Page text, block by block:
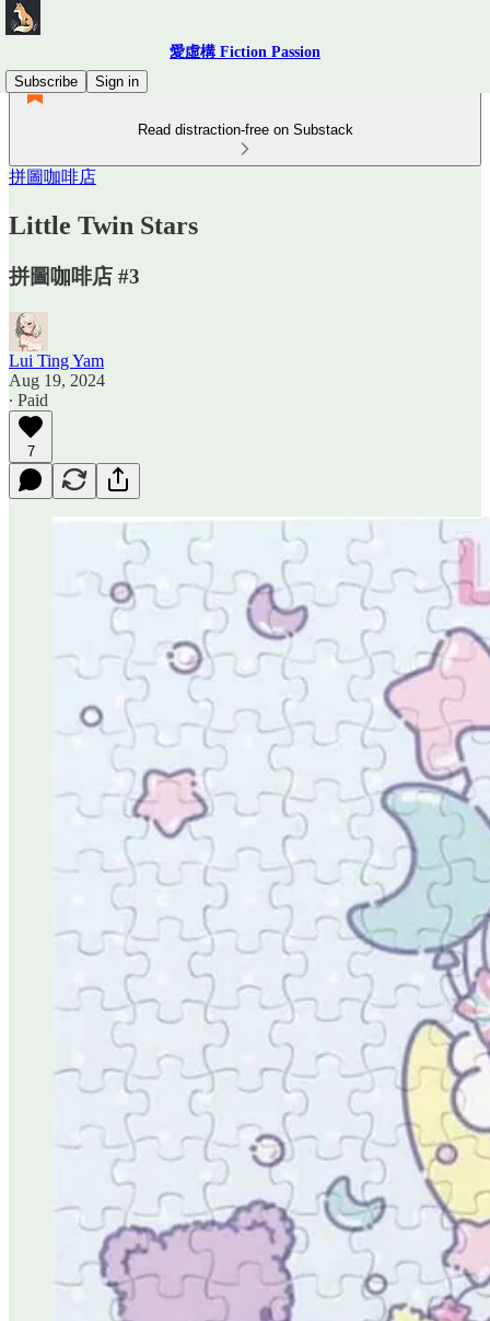
愛虛構 Fiction Passion
Subscribe
Sign in
Read distraction-free on Substack
拼圖咖啡店
Little Twin Stars
拼圖咖啡店 #3
Lui Ting Yam
Aug 19, 2024
∙ Paid
7